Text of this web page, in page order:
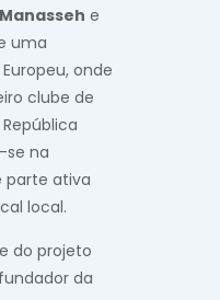
Manasseh e
uma
onde
clube de
se na
parte ativa
local.
do projeto
da